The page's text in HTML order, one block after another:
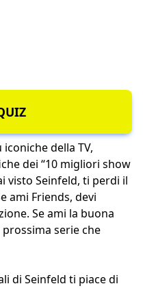
della TV,
dei “10 migliori show
visto Seinfeld, ti perdi il
ami Friends, devi
Se ami la buona
serie che
di Seinfeld ti piace di